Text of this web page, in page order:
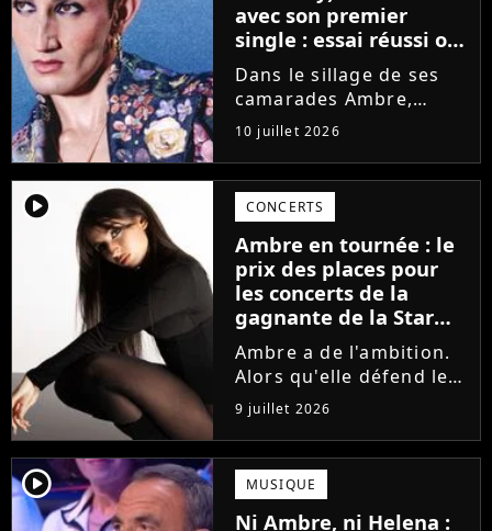
avec son premier
single : essai réussi ou
manqué ? Voici notre
avis !
Dans le sillage de ses
camarades Ambre,
Bastiaan ou Melissa,
Victor Aupecle lance
son projet musical ce
vendredi 10 juillet avec
la parution du single Je
fais de mon mieux. Le
demi-finaliste...
10 juillet 2026
player2 CONCERTS
Ambre en tournée : le
prix des places pour
les concerts de la
gagnante de la Star
Academy !
Ambre a de l'ambition.
Alors qu'elle défend le
single J'me demande et
qu'elle prépare son
premier album, la
gagnante de la dernière
saison de la Star
Academy annonce les
9 juillet 2026
player2 MUSIQUE
Ni Ambre, ni Helena :